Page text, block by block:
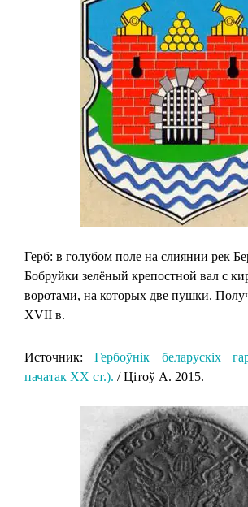
Герб: в голубом поле на слиянии рек
Бобруйки зелёный крепостной вал с
воротами, на которых две пушки.
XVII в.
Источник:Гербоўнік беларускіх
пачатак XX ст.). / Цітоў А. 2015.